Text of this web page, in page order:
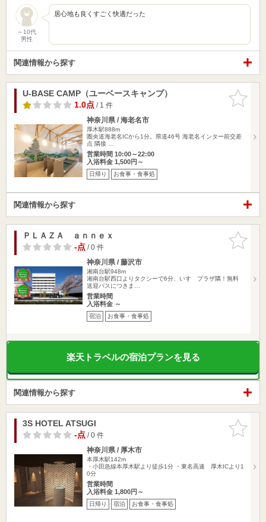
～10代
男性
居心地も良くすごく快適だった
関連情報から探す
お気に入
りに追加
U-BASE CAMP（ユーベースキャンプ）
1.0点/ 1 件
神奈川県 / 海老名市
厚木駅888m
圏央道海老名ICから1分。県道46号 海老名インター前交差
点 隣接 …
営業時間 10:00～22:00
入浴料金 1,500円～
日帰り お食事・食事処
関連情報から探す
お気に入
りに追加
ＰＬＡＺＡ ａｎｎｅｘ
-点/ 0 件
神奈川県 / 藤沢市
湘南台駅948m
湘南台駅西口よりタクシーで6分、いすゞプラザ隣！無料
送迎バスにつきま…
営業時間
入浴料金 ～
宿泊 お食事・食事処
楽天トラベルの宿泊プランを見る
関連情報から探す
お気に入
りに追加
3S HOTEL ATSUGI
-点/ 0 件
神奈川県 / 厚木市
本厚木駅142m
・小田急線本厚木駅より徒歩1分 ・東名高速 厚木ICより1
0分
営業時間
入浴料金 1,800円～
日帰り 宿泊 お食事・食事処